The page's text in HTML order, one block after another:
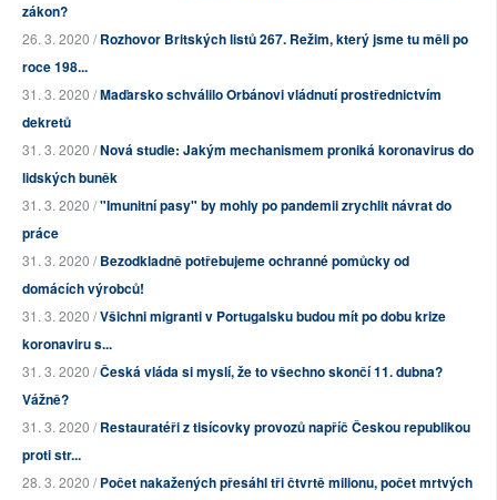
zákon?
26. 3. 2020 /Rozhovor Britských listů 267. Režim, který jsme tu měli po
roce 198...
31. 3. 2020 /Maďarsko schválilo Orbánovi vládnutí prostřednictvím
dekretů
31. 3. 2020 /Nová studie: Jakým mechanismem proniká koronavirus do
lidských buněk
31. 3. 2020 /"Imunitní pasy" by mohly po pandemii zrychlit návrat do
práce
31. 3. 2020 /Bezodkladně potřebujeme ochranné pomůcky od
domácích výrobců!
31. 3. 2020 /Všichni migranti v Portugalsku budou mít po dobu krize
koronaviru s...
31. 3. 2020 /Česká vláda si myslí, že to všechno skončí 11. dubna?
Vážně?
31. 3. 2020 /Restauratéři z tisícovky provozů napříč Českou republikou
proti str...
28. 3. 2020 /Počet nakažených přesáhl tři čtvrtě milionu, počet mrtvých